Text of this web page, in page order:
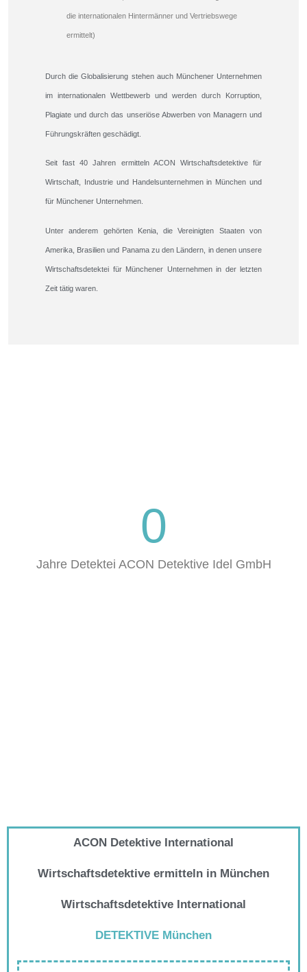
die internationalen Hintermänner und Vertriebswege
ermittelt)
Durch die Globalisierung stehen auch Münchener Unternehmen
im internationalen Wettbewerb und werden durch Korruption,
Plagiate und durch das unseriöse Abwerben von Managern und
Führungskräften geschädigt.
Seit fast 40 Jahren ermitteln ACON Wirtschaftsdetektive für
Wirtschaft, Industrie und Handelsunternehmen in München und
für Münchener Unternehmen.
Unter anderem gehörten Kenia, die Vereinigten Staaten von
Amerika, Brasilien und Panama zu den Ländern, in denen unsere
Wirtschaftsdetektei für Münchener Unternehmen in der letzten
Zeit tätig waren.
0
Jahre Detektei ACON Detektive Idel GmbH
ACON Detektive International
Wirtschaftsdetektive ermitteln in München
Wirtschaftsdetektive International
DETEKTIVE München